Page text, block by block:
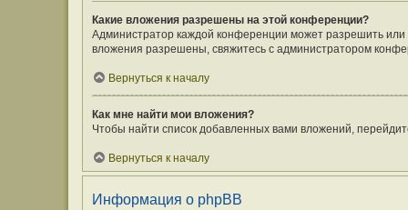
Какие вложения разрешены на этой конференции?
Администратор каждой конференции может разрешить
вложения разрешены, свяжитесь с администратором
Вернуться к началу
Как мне найти мои вложения?
Чтобы найти список добавленных вами вложений,
Вернуться к началу
Информация о phpBB